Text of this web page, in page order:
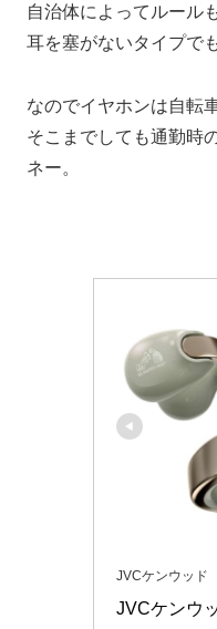
自治体によってルール
耳を塞がないタイプで
なのでイヤホンは自転
そこまでしても通勤時
ネー。
JVCケンウッド
JVCケンウ